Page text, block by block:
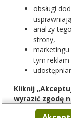
30 tabl.
Dostępność
90 tabl.
obsługi
analizy
strony,
tym reklam
Kliknij
wyrazić zgodę
partnerów